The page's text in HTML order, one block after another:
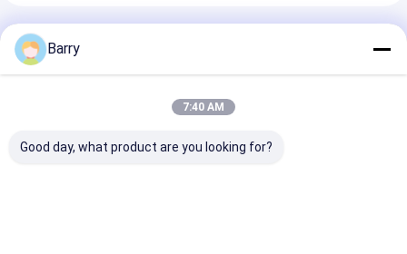
Prodotti Raccomandati
Barry
7:40 AM
Good day, what product are you looking for?